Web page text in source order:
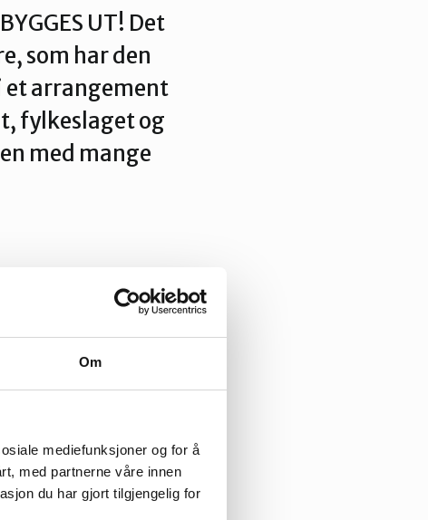
Om
mediefunksjoner og for å
med partnerne våre innen
du har gjort tilgjengelig for
UT! Det
som har den
et arrangement
fylkeslaget og
med mange
vi som positivt,